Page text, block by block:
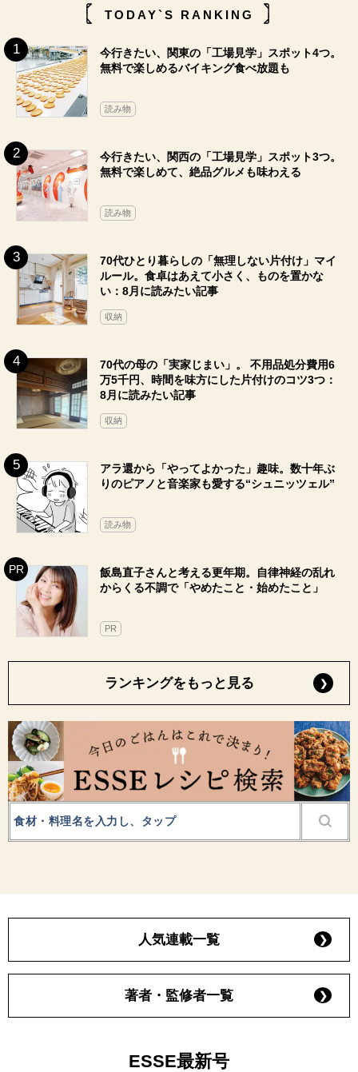
TODAY`S RANKING
今行きたい、関東の「工場見学」スポット4つ。
無料で楽しめるバイキング食べ放題も
読み物
今行きたい、関西の「工場見学」スポット3つ。
無料で楽しめて、絶品グルメも味わえる
読み物
70代ひとり暮らしの「無理しない片付け」マイ
ルール。食卓はあえて小さく、ものを置かな
い：8月に読みたい記事
収納
70代の母の「実家じまい」。 不用品処分費用6
万5千円、時間を味方にした片付けのコツ3つ：
8月に読みたい記事
収納
アラ還から「やってよかった」趣味。数十年ぶ
りのピアノと音楽家も愛する“シュニッツェル”
読み物
飯島直子さんと考える更年期。自律神経の乱れ
からくる不調で「やめたこと・始めたこと」
PR
ランキングをもっと見る
人気連載一覧
著者・監修者一覧
ESSE最新号